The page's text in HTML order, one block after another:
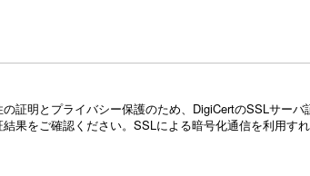
の証明とプライバシー保護のため、DigiCertのSSLサー
結果をご確認ください。SSLによる暗号化通信を利用す